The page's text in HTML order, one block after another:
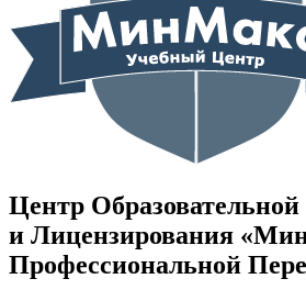
Центр
и Лицензирования
Профессиональной